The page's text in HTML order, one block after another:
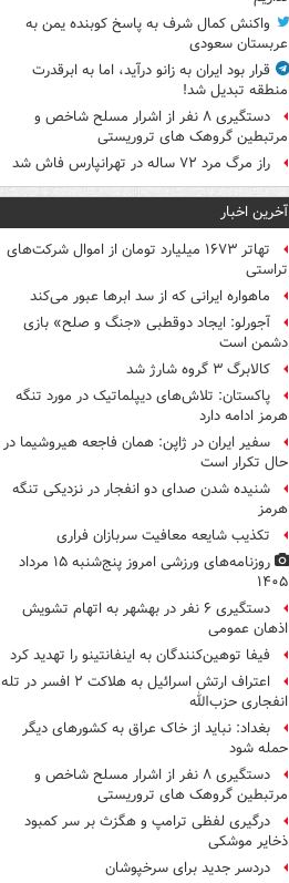
واکنش کمال شرف به پاسخ کوبنده یمن به
عربستان سعودی
قرار بود ایران به زانو درآید، اما به ابرقدرت
منطقه تبدیل شد!
دستگیری ۸ نفر از اشرار مسلح شاخص و
مرتبطین گروهک های تروریستی
راز مرگ مرد ۷۲ ساله در تهرانپارس فاش شد
آخرین اخبار
تهاتر ۱۶۷۳ میلیارد تومان از اموال شرکت‌های
تراستی
ماهواره ایرانی که از سد ابرها عبور می‌کند
آجورلو: ایجاد دوقطبی «جنگ و صلح‌» بازی
دشمن است
کالابرگ ۳ گروه شارژ شد
پاکستان: تلاش‌های دیپلماتیک در مورد تنگه
هرمز ادامه دارد
سفیر ایران در ژاپن: همان فاجعه هیروشیما در
حال تکرار است
شنیده شدن صدای دو انفجار در نزدیکی تنگه
هرمز
تکذیب شایعه معافیت سربازان فراری
روزنامه‌های ورزشی امروز پنج‌شنبه ۱۵ مرداد
۱۴۰۵
دستگیری ۶ نفر در بهشهر به اتهام تشویش
اذهان عمومی
فیفا توهین‌کنندگان به اینفانتینو را تهدید کرد
اعتراف ارتش اسرائیل به هلاکت ۲ افسر در تله
انفجاری حزب‌الله
بغداد: نباید از خاک عراق به کشورهای دیگر
حمله شود
دستگیری ۸ نفر از اشرار مسلح شاخص و
مرتبطین گروهک های تروریستی
درگیری لفظی ترامپ و هگزث بر سر کمبود
ذخایر موشکی
دردسر جدید برای سرخپوشان